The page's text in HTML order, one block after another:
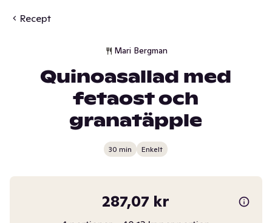
Recept
Mari Bergman
Quinoasallad med
fetaost och
granatäpple
30 min Enkelt
287,07 kr